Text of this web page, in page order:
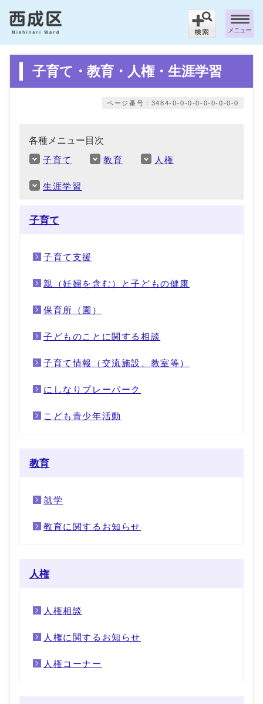
メニュー
子育て・教育・人権・生涯学習
ページ番号：3484-0-0-0-0-0-0-0-0-0
各種メニュー目次
子育て 教育 人権
生涯学習
子育て
子育て支援
親（妊婦を含む）と子どもの健康
保育所（園）
子どものことに関する相談
子育て情報（交流施設、教室等）
にしなりプレーパーク
こども青少年活動
教育
就学
教育に関するお知らせ
人権
人権相談
人権に関するお知らせ
人権コーナー